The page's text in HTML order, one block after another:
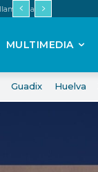
a renovar la fe
MULTIMEDIA
Guadix Huelva